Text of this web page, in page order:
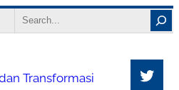
Search
Transformasi